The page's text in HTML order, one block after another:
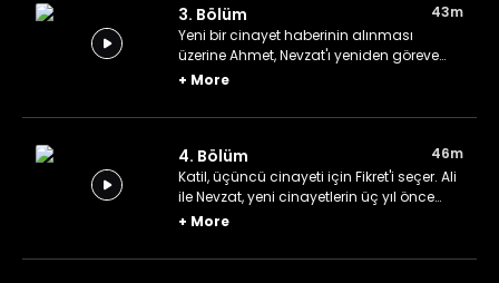
cinayetini işler.
3. Bölüm
43m
Yeni bir cinayet haberinin alınması
üzerine Ahmet, Nevzat'ı yeniden göreve
dönmeye davet eder. Jinekolog
bulunur. Üzerinde şüpheler kalkan İdil,
+ More
4. Bölüm
46m
Katil, üçüncü cinayeti için Fikret'i seçer. Ali
ile Nevzat, yeni cinayetlerin üç yıl önce
işlenen cinayetlerle ilişkisi üzerine
inceletmek için bir hattata danışır.
+ More